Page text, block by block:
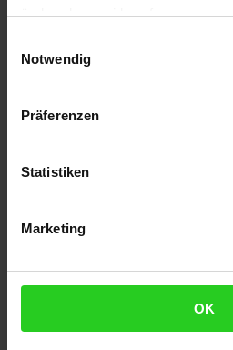
ändern bzw. widerrufen.
Notwendig
Präferenzen
Statistiken
Marketing
OK
Dunggabel
Dülle Nordstellung
Artikelnummer: 3107645000